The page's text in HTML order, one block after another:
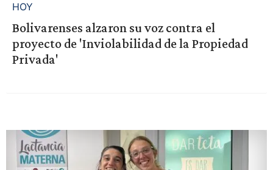
HOY
Bolivarenses alzaron su voz contra el
proyecto de 'Inviolabilidad de la Propiedad
Privada'